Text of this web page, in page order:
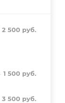
2 500 руб.
1 500 руб.
3 500 руб.